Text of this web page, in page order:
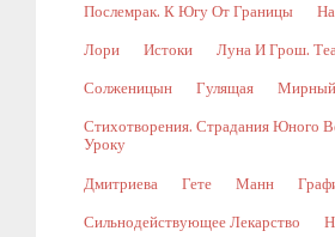
Послемрак. К Югу От Границы
Лори Истоки Луна И Грош.
Солженицын Гулящая Мирный
Стихотворения. Страдания Юного
Уроку
Дмитриева Гете Манн
Сильнодействующее Лекарство